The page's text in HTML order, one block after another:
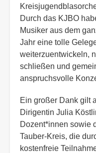
Durch das KJBO
Musiker aus dem
Jahr eine tolle
weiterzuentwickeln,
schließen und
anspruchsvolle
Ein großer Dank gilt
Dirigentin Julia
Dozent*innen sowie
Tauber-Kreis, die
kostenfreie